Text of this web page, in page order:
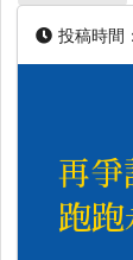
投稿時間：